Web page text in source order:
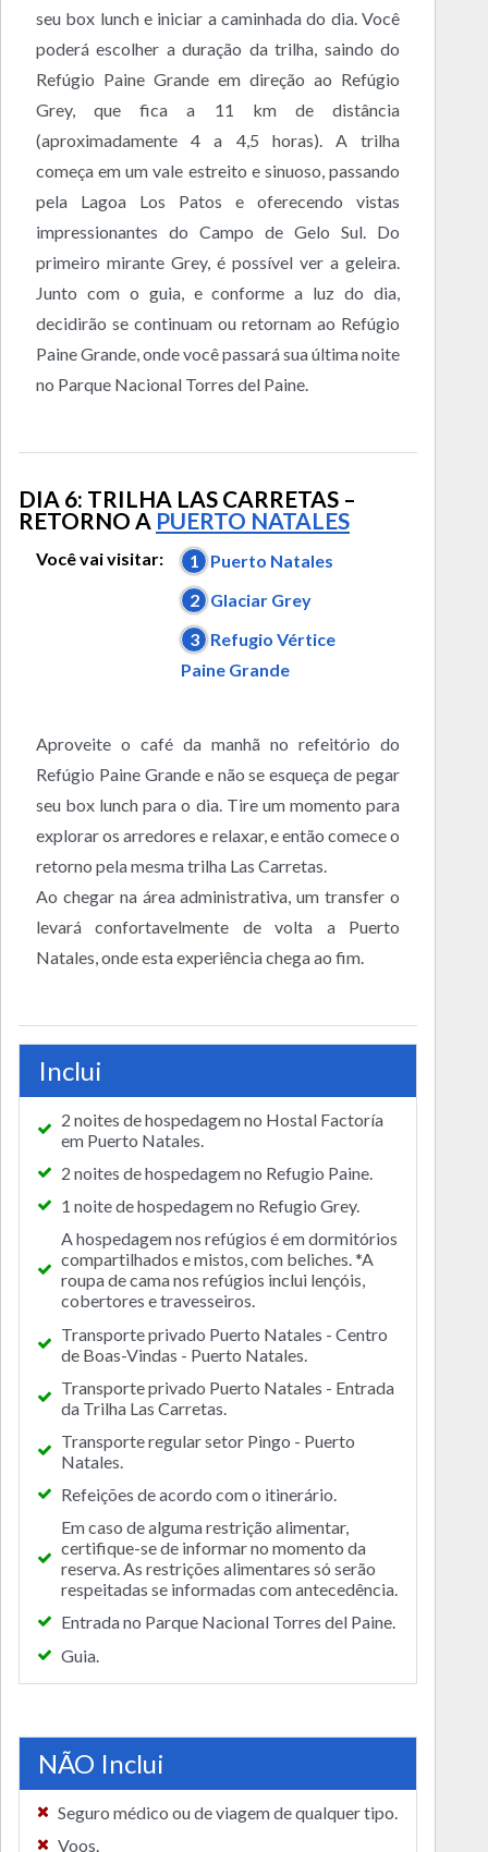
seu box lunch e iniciar a caminhada do dia. Você
poderá escolher a duração da trilha, saindo do
Refúgio Paine Grande em direção ao Refúgio
Grey, que fica a 11 km de distância
(aproximadamente 4 a 4,5 horas). A trilha
começa em um vale estreito e sinuoso, passando
pela Lagoa Los Patos e oferecendo vistas
impressionantes do Campo de Gelo Sul. Do
primeiro mirante Grey, é possível ver a geleira.
Junto com o guia, e conforme a luz do dia,
decidirão se continuam ou retornam ao Refúgio
Paine Grande, onde você passará sua última noite
no Parque Nacional Torres del Paine.
DIA 6: TRILHA LAS CARRETAS –
RETORNO A PUERTO NATALES
Você vai visitar: 1
Puerto Natales
2
Glaciar Grey
3
Refugio Vértice
Paine Grande
Aproveite o café da manhã no refeitório do
Refúgio Paine Grande e não se esqueça de pegar
seu box lunch para o dia. Tire um momento para
explorar os arredores e relaxar, e então comece o
retorno pela mesma trilha Las Carretas.
Ao chegar na área administrativa, um transfer o
levará confortavelmente de volta a Puerto
Natales, onde esta experiência chega ao fim.
Inclui
2 noites de hospedagem no Hostal Factoría
em Puerto Natales.
2 noites de hospedagem no Refugio Paine.
1 noite de hospedagem no Refugio Grey.
A hospedagem nos refúgios é em dormitórios
compartilhados e mistos, com beliches. *A
roupa de cama nos refúgios inclui lençóis,
cobertores e travesseiros.
Transporte privado Puerto Natales - Centro
de Boas-Vindas - Puerto Natales.
Transporte privado Puerto Natales - Entrada
da Trilha Las Carretas.
Transporte regular setor Pingo - Puerto
Natales.
Refeições de acordo com o itinerário.
Em caso de alguma restrição alimentar,
certifique-se de informar no momento da
reserva. As restrições alimentares só serão
respeitadas se informadas com antecedência.
Entrada no Parque Nacional Torres del Paine.
Guia.
NÃO Inclui
Seguro médico ou de viagem de qualquer tipo.
Voos.